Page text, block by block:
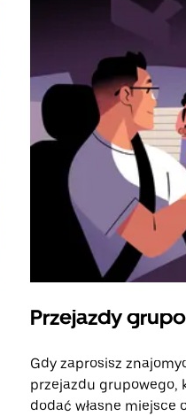
Przejazdy
Gdy zaprosisz
przejazdu grupowego,
dodać własne miejsce